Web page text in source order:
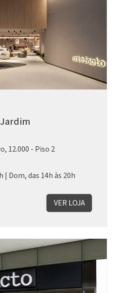
12.000 - Piso 2
| Dom, das 14h às 20h
VER LOJA